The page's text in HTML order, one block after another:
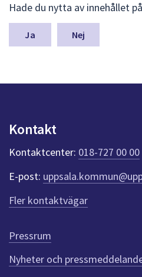
ä
m
a
n
k
t
e
r
f
ö
r
e
n
n
a
Hade du nytta av innehållet
Nej
Kontakt
Kontaktcenter: 018-727 00 00
E-post:
Fler kontaktvägar
Pressrum
Nyheter och